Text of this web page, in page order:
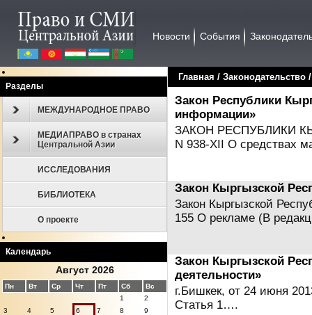
Новости События
Разделы
МЕЖДУНАРОДНОЕ ПРАВО
МЕДИАПРАВО в странах
Центральной Азии
ИССЛЕДОВАНИЯ
БИБЛИОТЕКА
О проекте
Календарь
Август 2026
Пн Вт Ср Чт Пт Сб
Вс
1
2
3
4 5 6 7 8
9
Главная / Законодательство
Закон Республики
информации»
ЗАКОН РЕСПУБЛИКИ
N 938-XII О средствах
Закон Кыргызской
Закон Кыргызской
155 О рекламе (В
Закон Кыргызской
деятельности»
г.Бишкек, от 24 июня
Статья 1….